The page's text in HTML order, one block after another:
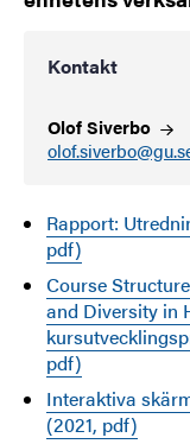
Kontakt
OlofSiverbo
Rapport:
pdf)
Course
and Diversity in
pdf)
Interaktiva
(2021, pdf)